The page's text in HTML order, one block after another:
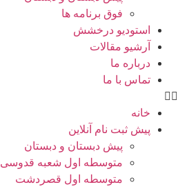
فوق برنامه ها
استودیو درخشش
آرشیو مقالات
درباره ما
تماس با ما
خانه
پیش ثبت نام آنلاین
پیش دبستان و دبستان
متوسطه اول شعبه قدوسی
متوسطه اول قصردشت